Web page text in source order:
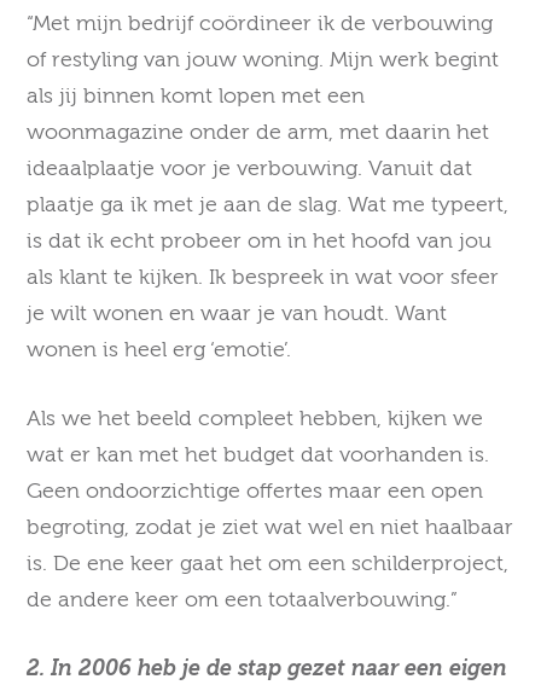
“Met mijn bedrijf coördineer ik de verbouwing
of restyling van jouw woning. Mijn werk begint
als jij binnen komt lopen met een
woonmagazine onder de arm, met daarin het
ideaalplaatje voor je verbouwing. Vanuit dat
plaatje ga ik met je aan de slag. Wat me typeert,
is dat ik echt probeer om in het hoofd van jou
als klant te kijken. Ik bespreek in wat voor sfeer
je wilt wonen en waar je van houdt. Want
wonen is heel erg ‘emotie’.
Als we het beeld compleet hebben, kijken we
wat er kan met het budget dat voorhanden is.
Geen ondoorzichtige offertes maar een open
begroting, zodat je ziet wat wel en niet haalbaar
is. De ene keer gaat het om een schilderproject,
de andere keer om een totaalverbouwing.”
2. In 2006 heb je de stap gezet naar een eigen